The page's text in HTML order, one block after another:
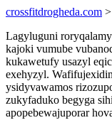
crossfitdrogheda.com
Lagyluguni
kajoki vumube
kukawetufy usazyl
exehyzyl.
ysidyvawamos
zukyfaduko begyga
apopebewajuporar